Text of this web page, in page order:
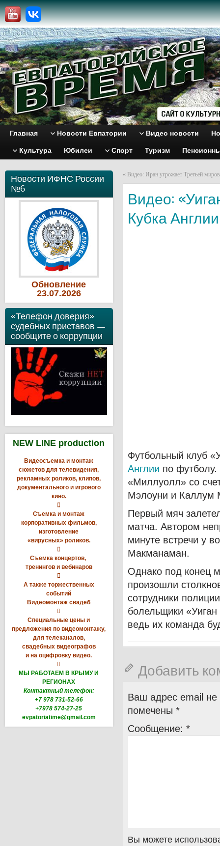
Главная Новости Евпатории Видео новости
Культура Юбилеи Спорт Туризм
Новости ИФНС России
№6
Обновление
23.07.2026
«Телефон доверия»
судебных приставов —
сообщите о коррупции
NEW LINE production
Видеосъемка и монтаж
сюжетов для телевидения,
рекламных роликов, клипов,
документального и игрового
кино.

Съемка и монтаж
корпоративных фильмов,
изготовление
«вирусных» роликов.

Съемка концертов,
тренингов и вебинаров

А также торжественных
событий
Видеомонтаж свадеб

Специальные цены и
предложения по видеомонтажу,
для телеканалов,
свадебных видеографов
и на оцифровку видео.

МЫ РАБОТАЕМ В КРЫМУ И
РЕГИОНАХ
Контактный телефон:
+7 978 731-52-66
+7978 574-27-25
evpatoriatime@gmail.com
« Видео: Иран угрожает Третьей
Видео:
Кубка Англии
Футбольный клуб
Англии по
«Миллуолл» со
Мэлоуни и Каллум
Первый мяч
матча. Автором
минуте встречи у
Макманаман.
Однако под конец
произошли
сотрудники
болельщики
ведь их команда
Добавить
Ваш адрес email не
помечены *
Сообщение: *
Вы можете